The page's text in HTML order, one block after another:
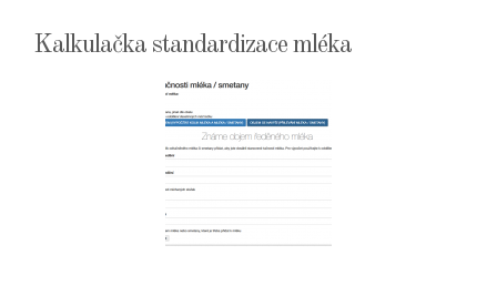
Kalkulačka standardizace mléka